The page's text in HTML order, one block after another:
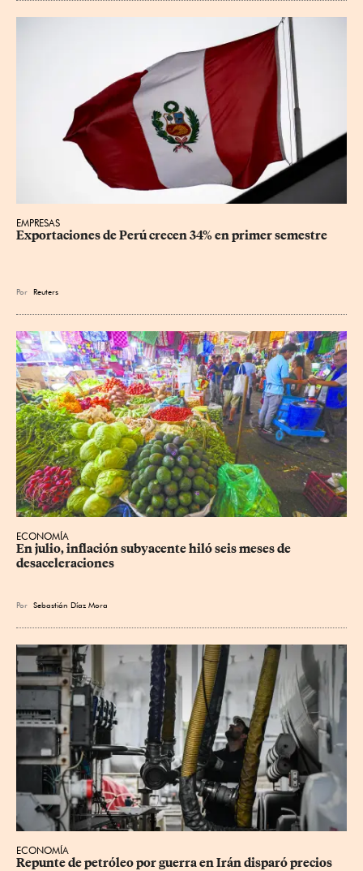
EMPRESAS
Exportaciones de Perú crecen 34% en primer semestre
Por Reuters
ECONOMÍA
En julio, inflación subyacente hiló seis meses de
desaceleraciones
Por Sebastián Díaz Mora
ECONOMÍA
Repunte de petróleo por guerra en Irán disparó precios